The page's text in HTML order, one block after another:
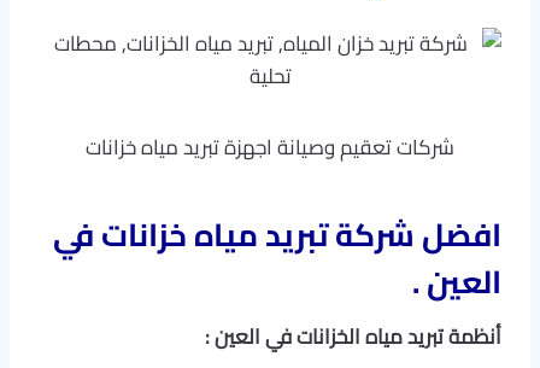
شركات تعقيم وصيانة اجهزة تبريد مياه خزانات
افضل شركة تبريد مياه خزانات في
العين .
أنظمة تبريد مياه الخزانات في العين :